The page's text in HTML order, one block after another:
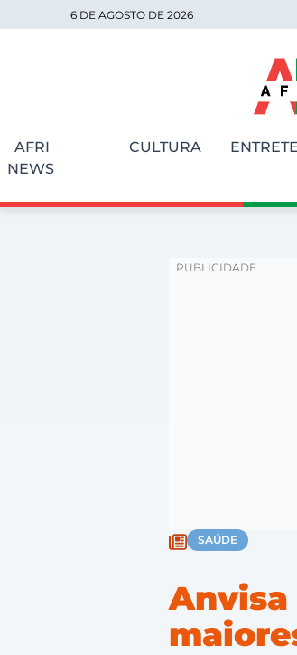
6 DE AGOSTO DE 2026
AFRI
NEWS
CULTURA
SAÚDE